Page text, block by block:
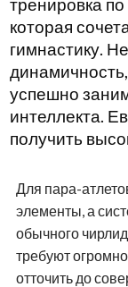
тренировка
которая
гимнастику.
успешно
интеллекта.
получить
Для пара-
элементы, а
обычного
требуют
отточить до